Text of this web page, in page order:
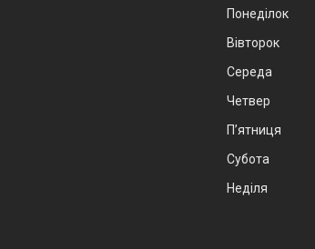
Понеділок
Вівторок
Середа
Четвер
Пʼятниця
Субота
Неділя